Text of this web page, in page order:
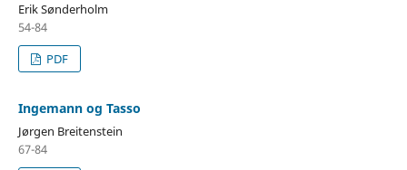
Erik Sønderholm
54-84
PDF
Ingemann og Tasso
Jørgen Breitenstein
67-84